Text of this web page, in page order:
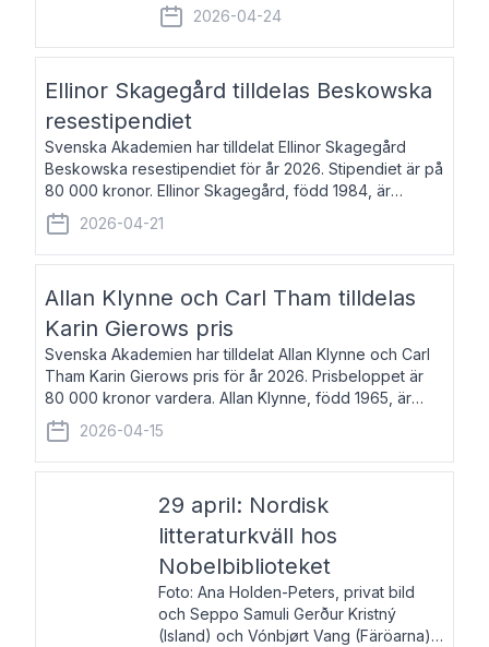
2026-04-24
Ellinor Skagegård tilldelas Beskowska
resestipendiet
Svenska Akademien har tilldelat Ellinor Skagegård
Beskowska resestipendiet för år 2026. Stipendiet är på
80 000 kronor. Ellinor Skagegård, född 1984, är
författare, journalist och musiker. Hon skriver
återkommande för Svenska Dagbladet, Ups
2026-04-21
Allan Klynne och Carl Tham tilldelas
Karin Gierows pris
Svenska Akademien har tilldelat Allan Klynne och Carl
Tham Karin Gierows pris för år 2026. Prisbeloppet är
80 000 kronor vardera. Allan Klynne, född 1965, är
arkeolog, författare, översättare och fil.dr i antikens
kultur och samhällsliv. Ut
2026-04-15
29 april: Nordisk
litteraturkväll hos
Nobelbiblioteket
Foto: Ana Holden-Peters, privat bild
och Seppo Samuli Gerður Kristný
(Island) och Vónbjørt Vang (Färöarna)